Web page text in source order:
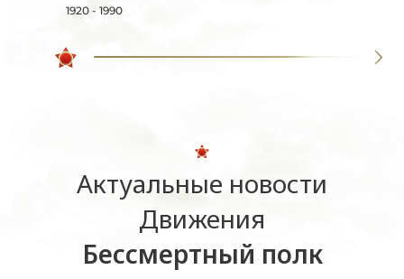
1920 - 1990
Актуальные новости
Движения
Бессмертный полк